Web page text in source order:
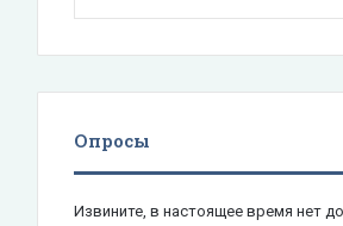
Опросы
Извините, в настоящее время нет